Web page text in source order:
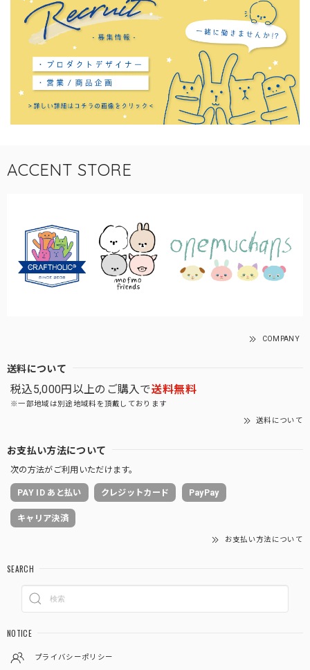
ACCENT STORE
COMPANY
送料について
税込5,000円以上のご購入で送料無料
※一部地域は別途地域料を頂戴しております
送料について
お支払い方法について
次の方法がご利用いただけます。
PAY ID あと払い クレジットカード PayPay
キャリア決済
お支払い方法について
SEARCH
NOTICE
プライバシーポリシー